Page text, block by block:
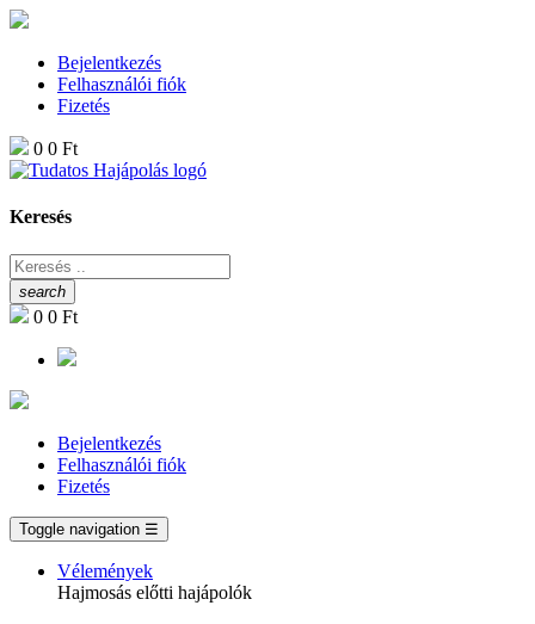
Bejelentkezés
Felhasználói fiók
Fizetés
0 0 Ft
Keresés
search
0 0 Ft
Bejelentkezés
Felhasználói fiók
Fizetés
Toggle navigation ☰
Vélemények
Hajmosás előtti hajápolók